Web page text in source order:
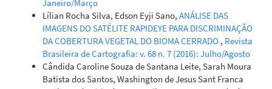
Janeiro/Março
Lílian Rocha Silva, Edson Eyji Sano, ANÁLISE DAS
IMAGENS DO SATÉLITE RAPIDEYE PARA DISCRIMINAÇÃO
DA COBERTURA VEGETAL DO BIOMA CERRADO , Revista
Brasileira de Cartografia: v. 68 n. 7 (2016): Julho/Agosto
Cândida Caroline Souza de Santana Leite, Sarah Moura
Batista dos Santos, Washington de Jesus Sant Franca